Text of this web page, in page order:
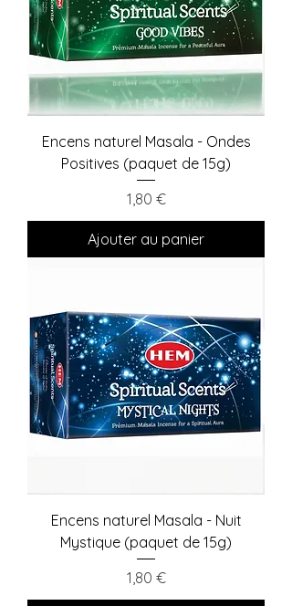
Encens naturel Masala - Ondes
Positives (paquet de 15g)
Prix
1,80 €
Ajouter au panier
Encens naturel Masala - Nuit
Mystique (paquet de 15g)
Prix
1,80 €